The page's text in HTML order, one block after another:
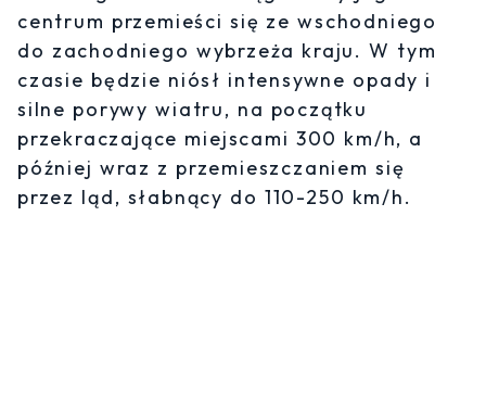
centrum przemieści się ze wschodniego
do zachodniego wybrzeża kraju. W tym
czasie będzie niósł intensywne opady i
silne porywy wiatru, na początku
przekraczające miejscami 300 km/h, a
później wraz z przemieszczaniem się
przez ląd, słabnący do 110-250 km/h.